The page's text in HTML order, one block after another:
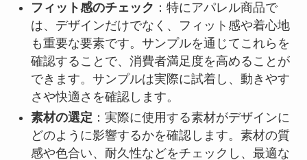
フィット感のチェック ：特にアパレル商品で
は、デザインだけでなく、フィット感や着心地
も重要な要素です。サンプルを通じてこれらを
確認することで、消費者満足度を高めることが
できます。サンプルは実際に試着し、動きやす
さや快適さを確認します。
素材の選定 ：実際に使用する素材がデザインに
どのように影響するかを確認します。素材の質
感や色合い、耐久性などをチェックし、最適な